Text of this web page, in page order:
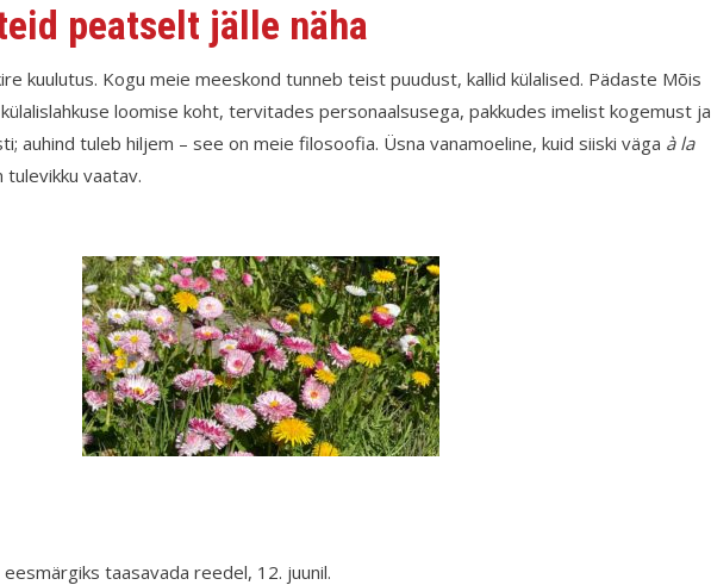
peatselt jälle näha
kuulutus. Kogu meie meeskond tunneb teist puudust, kallid külalised. Pädaste Mõis
loomise koht, tervitades personaalsusega, pakkudes imelist kogemust ja
auhind tuleb hiljem – see on meie filosoofia. Üsna vanamoeline, kuid siiski väga à la
tulevikku vaatav.
taasavada reedel, 12. juunil.